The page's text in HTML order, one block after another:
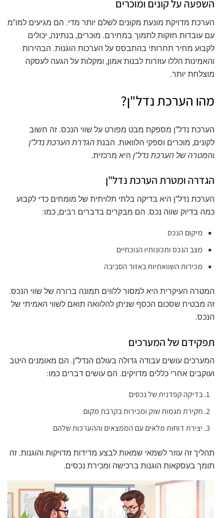
השפעה על קונים ומוכרים
הערכת מדויקת מונעת מקונים לשלם יותר מדי. הם מגיעים למו"מ
עם עובדות חזקות לתמוך במחירם. מוכרים, בנתינה, יכולים
לקבוע מחיר תחרותי בהתבסס על הערכות הוגנות. הבהירות
והאמינות הללו עוזרות לבנות אמון, ומקלות על הגעה לעסקה
מוצלחת יותר.
מהו הערכת נדל"ן?
הערכת נדל"ן מספקת מבט מפורט על שווי הנכס. זה חשוב
לקונים, מוכרים וספקי הלוואות. הבנת הגדרת הערכת נדל"ן
והמטרה של הערכת נדל"ן היא מרכזית.
הגדרה ומטרת הערכת נדל"ן
הערכת נדל"ן היא בדיקה בלתי תלויתית של מומחים כדי לקבוע
כמה בדיוק שווה נכס. הם מבקרים בדברים רבים, כמו:
מיקום הנכס
מצב הנכס ותכונותיו הנוכחיים
מכירות השוואתיות באזור הסביבה
המטרה העיקרית היא למסור ללווים תמונה ברורה של שווי הנכס.
זה מבטיח שסכום הכסף שניתן להלוואה תואם לשווי האמיתי של
הנכס.
תפקידם של המערכים
המערכים עושים עבודה גדולה בעולם הנדל"ן. הם מאומנים היטב
ועוקבים אחרי כללים מדויקים. הם עושים דברים כמו:
בדיקה קפדנית של נכסים
חקירת מגמות שוק ומכירות בקרבת מקום
יצירת דוחות מלאים עם הממצאים וההערכות שלהם
תהליך זה עוזר לשמאי שמאות לבצע מדידות מדויקות והוגנות. זה
תומך בעסקאות הוגנות ברכישה ומכירת נכסים.